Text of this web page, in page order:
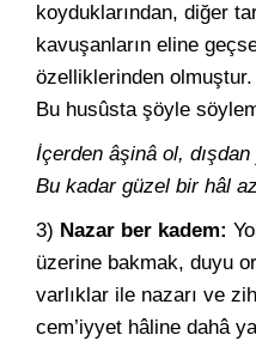
koyduklarından, diğer
kavuşanların eline
özelliklerinden olmuştur.
Bu husûsta şöyle
İçerden âşinâ ol, dışdan
Bu kadar güzel bir hâl
3) Nazar ber kadem:
üzerine bakmak, duyu
varlıklar ile nazarı ve
cem’iyyet hâline dahâ